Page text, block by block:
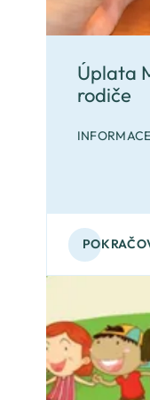
Úplata
rodiče